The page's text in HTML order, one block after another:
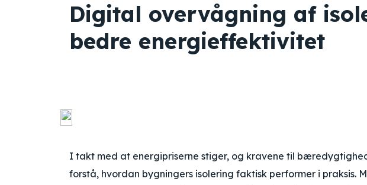
Digital overvågning af
bedre energieffektivitet
I takt med at energipriserne stiger, og kravene til
forstå, hvordan bygningers isolering faktisk performer i praksis.